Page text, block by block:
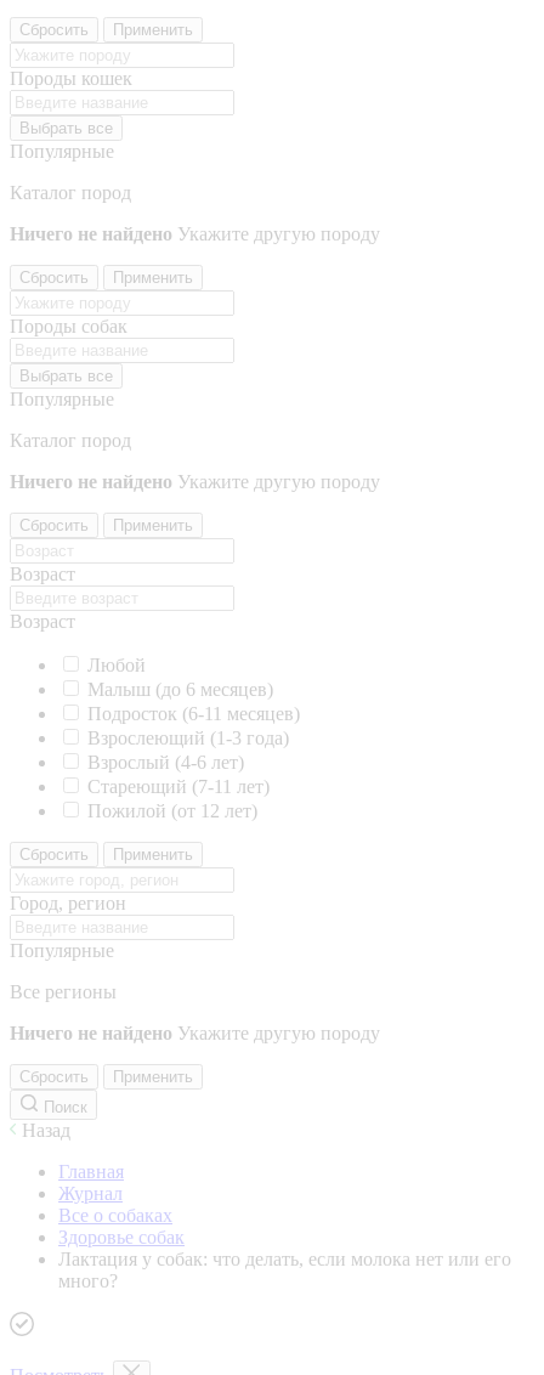
Сбросить Применить
Породы кошек
Выбрать все
Популярные
Каталог пород
Ничего не найдено Укажите другую породу
Сбросить Применить
Породы собак
Выбрать все
Популярные
Каталог пород
Ничего не найдено Укажите другую породу
Сбросить Применить
Возраст
Возраст
Любой
Малыш (до 6 месяцев)
Подросток (6-11 месяцев)
Взрослеющий (1-3 года)
Взрослый (4-6 лет)
Стареющий (7-11 лет)
Пожилой (от 12 лет)
Сбросить Применить
Город, регион
Популярные
Все регионы
Ничего не найдено Укажите другую породу
Сбросить
Применить
Поиск
Назад
Главная
Журнал
Все о собаках
Здоровье собак
Лактация у собак: что делать, если молока нет или его
много?